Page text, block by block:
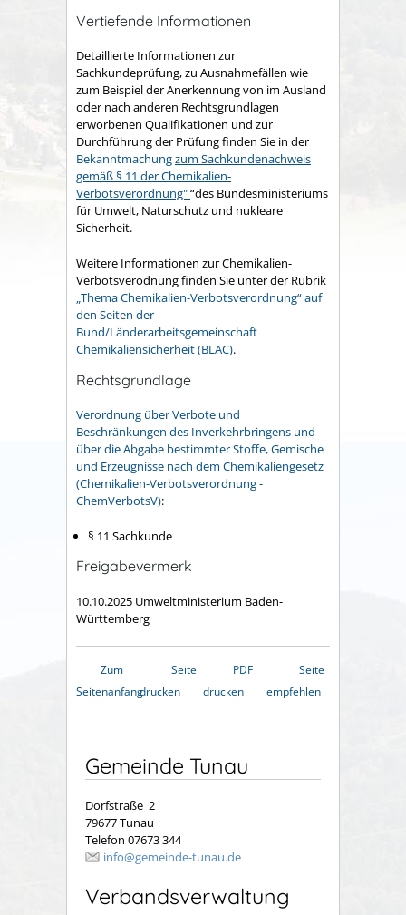
Vertiefende Informationen
Detaillierte Informationen zur
Sachkundeprüfung, zu Ausnahmefällen wie
zum Beispiel der Anerkennung von im Ausland
oder nach anderen Rechtsgrundlagen
erworbenen Qualifikationen und zur
Durchführung der Prüfung finden Sie in der
Bekanntmachungzum Sachkundenachweis
gemäß § 11 der Chemikalien-
Verbotsverordnung"“des Bundesministeriums
für Umwelt, Naturschutz und nukleare
Sicherheit.
Weitere Informationen zur Chemikalien-
Verbotsverodnung finden Sie unter der Rubrik
„Thema Chemikalien-Verbotsverordnung“ auf
den Seiten der
Bund/Länderarbeitsgemeinschaft
Chemikaliensicherheit (BLAC).
Rechtsgrundlage
Verordnung über Verbote und
Beschränkungen des Inverkehrbringens und
über die Abgabe bestimmter Stoffe, Gemische
und Erzeugnisse nach dem Chemikaliengesetz
(Chemikalien-Verbotsverordnung -
ChemVerbotsV):
§ 11 Sachkunde
Freigabevermerk
10.10.2025 Umweltministerium Baden-
Württemberg
Zum
Seitenanfang
Seite
drucken
PDF
drucken
Seite
empfehlen
Gemeinde Tunau
Dorfstraße 2
79677 Tunau
Telefon 07673 344
info@gemeinde-tunau.de
Verbandsverwaltung